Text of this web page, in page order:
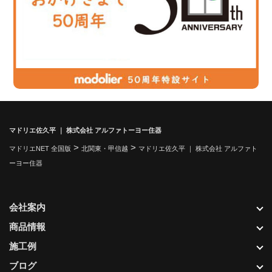
マドリエ佐久平 ｜ 株式会社 アルファトーヨー住器
マドリエNET 全国版 > 北関東・甲信越 > マドリエ佐久平 ｜ 株式会社 アルファト
ーヨー住器
会社案内
商品情報
施工例
ブログ